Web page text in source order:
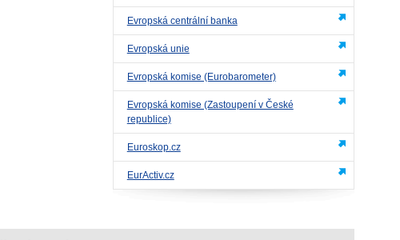
Evropská centrální banka
Evropská unie
Evropská komise (Eurobarometer)
Evropská komise (Zastoupení v České
republice)
Euroskop.cz
EurActiv.cz